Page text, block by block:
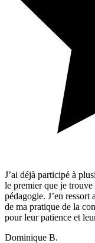
J’ai déjà participé à
le premier que je
pédagogie. J’en ressort
de ma pratique de la
pour leur patience et
Dominique B.